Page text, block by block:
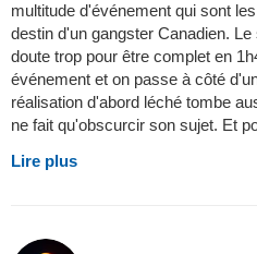
multitude d'événement qui sont
destin d'un gangster Canadien.
doute trop pour être complet en
événement et on passe à côté
réalisation d'abord léché tombe
ne fait qu'obscurcir son sujet. Et
Lire plus